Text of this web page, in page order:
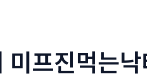
미프진먹는